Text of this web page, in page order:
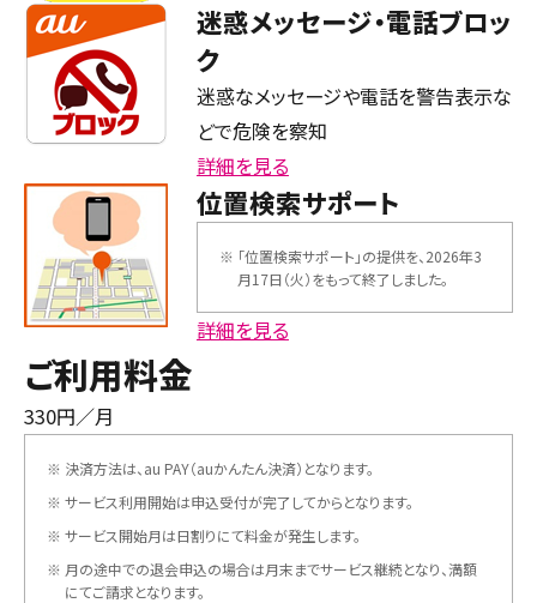
迷惑メッセージ・電話ブロッ
ク
迷惑なメッセージや電話を警告表示な
どで危険を察知
詳細を見る
位置検索サポート
※ 「位置検索サポート」の提供を、2026年3
月17日（火）をもって終了しました。
詳細を見る
ご利用料金
330円／月
※ 決済方法は、au PAY（auかんたん決済）となります。
※ サービス利用開始は申込受付が完了してからとなります。
※ サービス開始月は日割りにて料金が発生します。
※ 月の途中での退会申込の場合は月末までサービス継続となり、満額
にてご請求となります。